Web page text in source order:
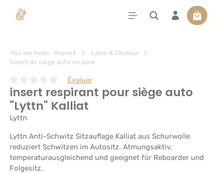
principal Le
You are here: Accueil
Laine & Chaleur
Insert de siège auto en laine
Note moyenne de 0 sur 5 étoiles
Évaluer
insert respirant pour siège auto
"Lyttn" Kalliat
Lyttn
Lyttn Anti-Schwitz Sitzauflage Kalliat aus Schurwolle
reduziert Schwitzen im Autositz. Atmungsaktiv,
temperaturausgleichend und geeignet für Reboarder und
Folgesitz.